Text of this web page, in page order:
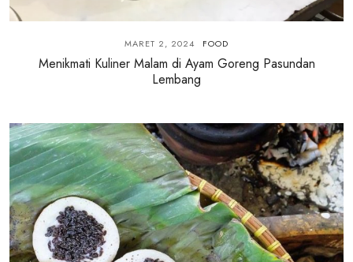
MARET 2, 2024 FOOD
Menikmati Kuliner Malam di Ayam Goreng Pasundan
Lembang